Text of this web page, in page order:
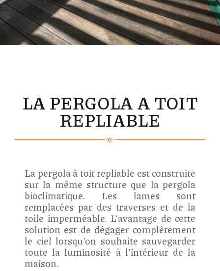
LA PERGOLA A TOIT
REPLIABLE
La pergola à toit repliable est construite
sur la même structure que la pergola
bioclimatique. Les lames sont
remplacées par des traverses et de la
toile imperméable. L’avantage de cette
solution est de dégager complètement
le ciel lorsqu’on souhaite sauvegarder
toute la luminosité à l’intérieur de la
maison.